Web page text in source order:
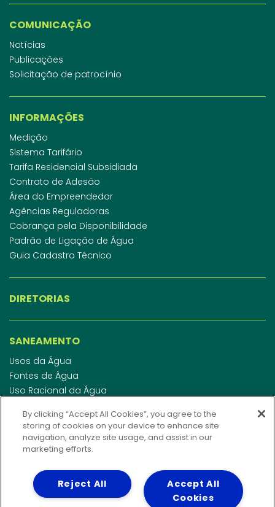
COMUNICAÇÃO
Notícias
Publicações
Solicitação de patrocínio
INFORMAÇÕES
Medição
Sistema Tarifário
Tarifa Residencial Subsidiada
Contrato de Adesão
Área do Empreendedor
Agências Reguladoras
Cobrança pela Disponibilidade
Padrão de Ligação de Água
Guia Cadastro Técnico
DIRETORIAS
SANEAMENTO
Usos da Água
Fontes de Água
Uso Racional da Água
Esgotamento Sanitário
Regulamento de Água e Esgoto
Indicadores de qualidade da água
INVESTIDORES
By clicking “Accept All Cookies”, you agree to the
storing of cookies on your device to enhance site
navigation, analyze site usage, and assist in our
marketing efforts.
Accept All
Cookies
Reject All